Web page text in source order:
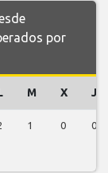
por
M X J
1 0 0